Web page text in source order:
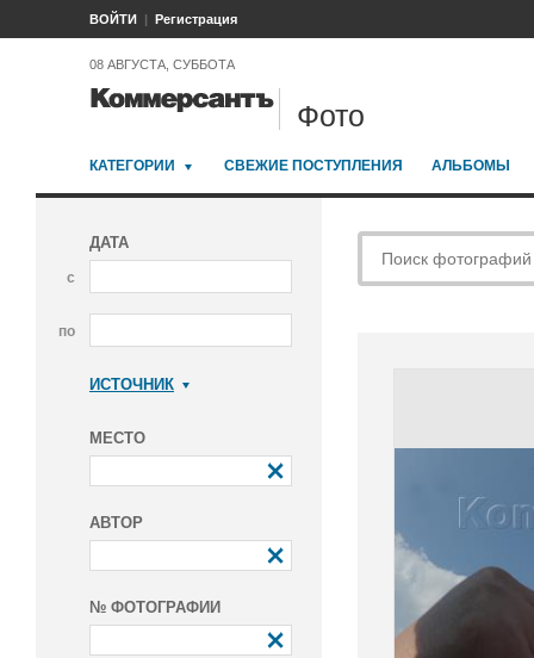
ВОЙТИ Регистрация
08 АВГУСТА, СУББОТА
Фото
КАТЕГОРИИ СВЕЖИЕ ПОСТУПЛЕНИЯ АЛЬБОМЫ
ДАТА
с
по
ИСТОЧНИК
МЕСТО
АВТОР
№ ФОТОГРАФИИ